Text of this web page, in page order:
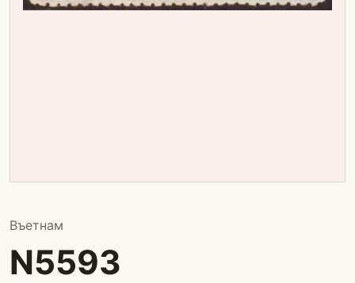
Въетнам
N5593